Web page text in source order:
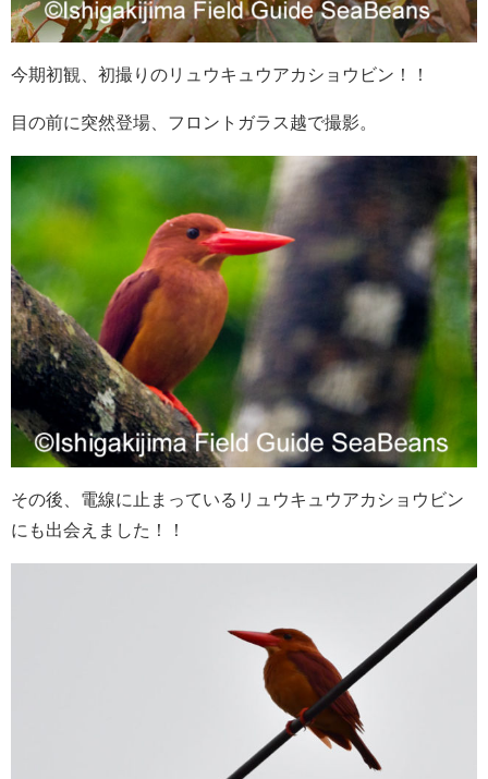
今期初観、初撮りのリュウキュウアカショウビン！！
目の前に突然登場、フロントガラス越で撮影。
その後、電線に止まっているリュウキュウアカショウビン
にも出会えました！！